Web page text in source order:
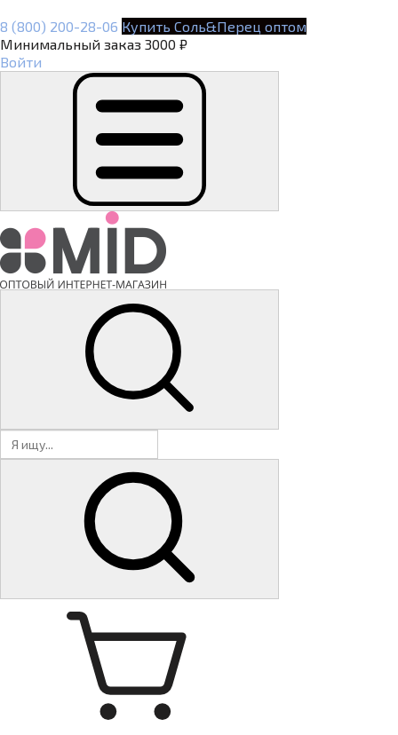
8 (800) 200-28-06 Купить Соль&Перец оптом
Минимальный заказ 3000 ₽
Войти